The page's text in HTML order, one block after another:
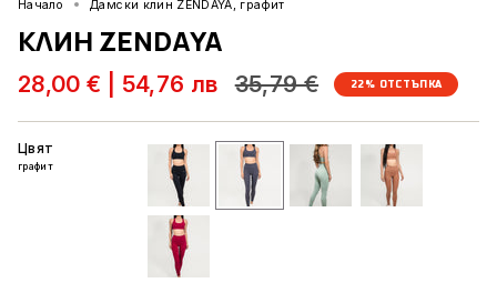
Начало Дамски клин ZENDAYA, графит
КЛИН ZENDAYA
28,00 € 54,76 лв Редовна
35,79 € 22% ОТСТЪПКА
Цвят
графит
черен графит